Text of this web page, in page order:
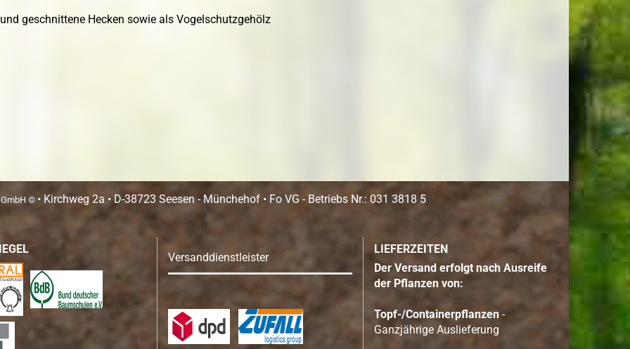
geschnittene Hecken sowie als Vogelschutzgehölz
© • Kirchweg 2a • D-38723 Seesen - Münchehof • Fo VG - Betriebs Nr.: 031 3818 5
Versanddienstleister
LIEFERZEITEN
Der Versand erfolgt nach Ausreife
der Pflanzen von:
Topf-/Containerpflanzen-
Ganzjährige Auslieferung